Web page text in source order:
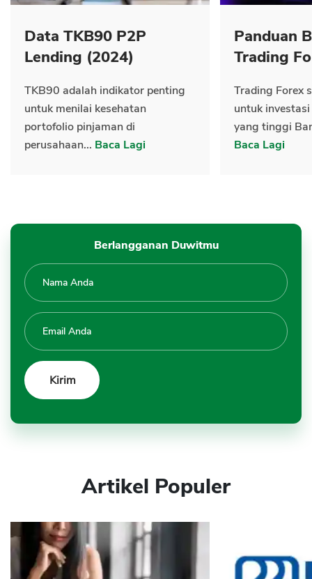
Data TKB90 P2P
Lending (2024)
TKB90 adalah indikator penting
untuk menilai kesehatan
portofolio pinjaman di
perusahaan... Baca Lagi
Panduan
Trading
Trading Forex
untuk
yang tinggi
Baca Lagi
Berlangganan Duwitmu
Artikel Populer